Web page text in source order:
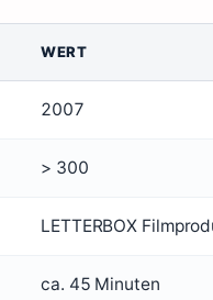
WERT
2007
> 300
LETTERBOX
ca. 45 Minuten